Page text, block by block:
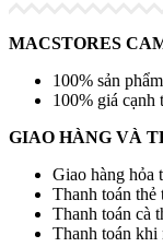
MACSTORES
100% sản
100% giá cạnh
GIAO HÀNG VÀ
Giao hàng hỏa
Thanh toán thẻ
Thanh toán cà
Thanh toán khi